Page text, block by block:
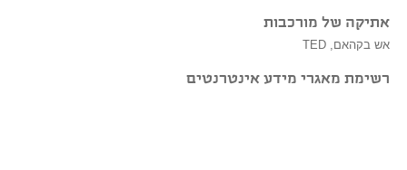
אתיקה של מורכבות
אש בקהאם, TED
רשימת מאגרי מידע אינטרנטים